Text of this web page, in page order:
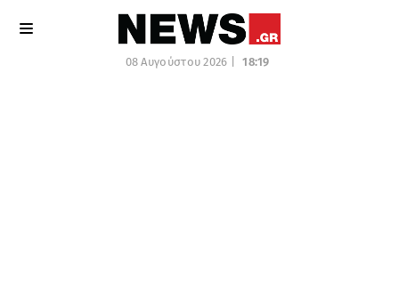
08 Αυγούστου 2026 | 18:19